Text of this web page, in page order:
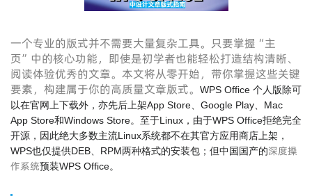
一个专业的版式并不需要大量复杂工具。只要掌握“主
页”中的核心功能，即使是初学者也能轻松打造结构清晰、
阅读体验优秀的文章。本文将从零开始，带你掌握这些关键
要素，构建属于你的高质量文章版式。
WPS Office 个人版除可
以在官网上下载外，亦先后上架App Store、Google Play、Mac
App Store和Windows Store。至于Linux，由于WPS Office拒绝完全
开源，因此绝大多数主流Linux系统都不在其官方应用商店上架，
WPS也仅提供DEB、RPM两种格式的安装包；但中国国产的深度操
作系统预装WPS Office。